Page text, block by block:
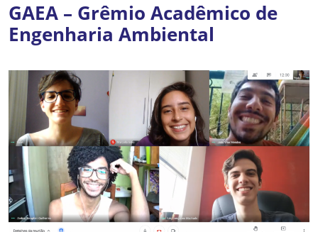
GAEA – Grêmio Acadêmico de
Engenharia Ambiental